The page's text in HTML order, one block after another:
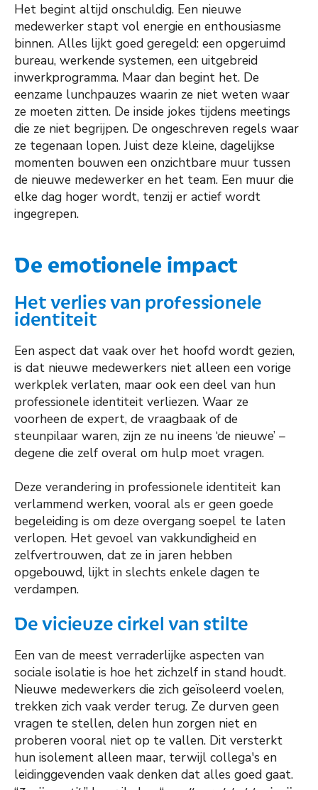
Het begint altijd onschuldig. Een nieuwe
medewerker stapt vol energie en enthousiasme
binnen. Alles lijkt goed geregeld: een opgeruimd
bureau, werkende systemen, een uitgebreid
inwerkprogramma. Maar dan begint het. De
eenzame lunchpauzes waarin ze niet weten waar
ze moeten zitten. De inside jokes tijdens meetings
die ze niet begrijpen. De ongeschreven regels waar
ze tegenaan lopen. Juist deze kleine, dagelijkse
momenten bouwen een onzichtbare muur tussen
de nieuwe medewerker en het team. Een muur die
elke dag hoger wordt, tenzij er actief wordt
ingegrepen.
De emotionele impact
Het verlies van professionele
identiteit
Een aspect dat vaak over het hoofd wordt gezien,
is dat nieuwe medewerkers niet alleen een vorige
werkplek verlaten, maar ook een deel van hun
professionele identiteit verliezen. Waar ze
voorheen de expert, de vraagbaak of de
steunpilaar waren, zijn ze nu ineens ‘de nieuwe’ –
degene die zelf overal om hulp moet vragen.
Deze verandering in professionele identiteit kan
verlammend werken, vooral als er geen goede
begeleiding is om deze overgang soepel te laten
verlopen. Het gevoel van vakkundigheid en
zelfvertrouwen, dat ze in jaren hebben
opgebouwd, lijkt in slechts enkele dagen te
verdampen.
De vicieuze cirkel van stilte
Een van de meest verraderlijke aspecten van
sociale isolatie is hoe het zichzelf in stand houdt.
Nieuwe medewerkers die zich geïsoleerd voelen,
trekken zich vaak verder terug. Ze durven geen
vragen te stellen, delen hun zorgen niet en
proberen vooral niet op te vallen. Dit versterkt
hun isolement alleen maar, terwijl collega's en
leidinggevenden vaak denken dat alles goed gaat.